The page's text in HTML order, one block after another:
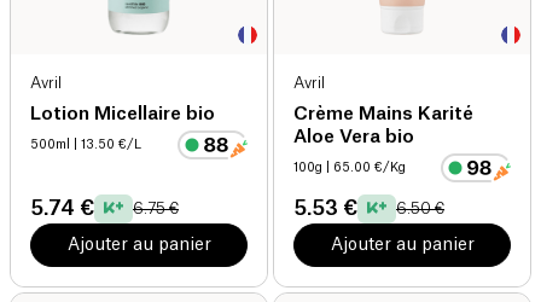
Avril
Lotion Micellaire bio
500ml | 13.50 €/L
5.74 € 6.75 €
Ajouter au panier
Avril
Crème Mains Karité
Aloe Vera bio
100g | 65.00 €/Kg
5.53 € 6.50 €
Ajouter au panier